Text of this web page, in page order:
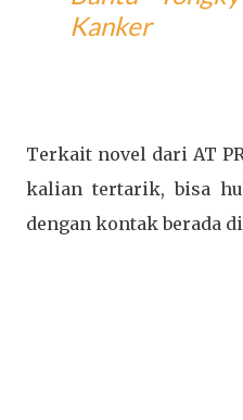
Kanker
Terkait novel dari AT
kalian tertarik, bisa
dengan kontak berada